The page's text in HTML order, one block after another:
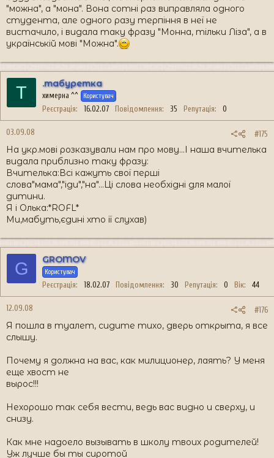
"можна", а "мона". Вона сотні раз виправляла одного
студента, але одного разу терпіння в неї не
вистачило, і видала таку фразу "Монна, тільки Ліза", а в
українській мові "Можна".
Т .табуретка
химерна ^^ Користувач
Реєстрація 16.02.07 Повідомлення 35 Репутація 0
03.09.08 #175
На укр.мові розказували нам про мову...І наша вчителька
видала приблизно таку фразу:
Вчителька:Всі кажуть свої перші
слова"мама","іди","на"...Ці слова необхідні для малої
дитини.
Я і Олька:*ROFL*
Ми,мабуть,єдині хто її слухав)
G GROMOV
Користувач
Реєстрація 18.02.07 Повідомлення 30 Репутація 0 Вік 44
12.09.08 #176
Я пошла в туалет, сидите тихо, дверь открыта, я все
слышу.
Почему я должна на вас, как милиционер, лаять? У меня
еще хвост не
вырос!!!
Нехорошо так себя вести, ведь вас видно и сверху, и
снизу.
Как мне надоело вызывать в школу твоих родителей!
Уж лучше бы ты сиротой